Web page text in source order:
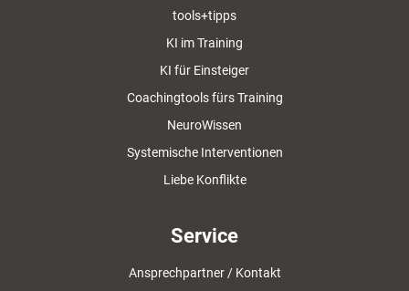
tools+tipps
KI im Training
KI für Einsteiger
Coachingtools fürs Training
NeuroWissen
Systemische Interventionen
Liebe Konflikte
Service
Ansprechpartner / Kontakt